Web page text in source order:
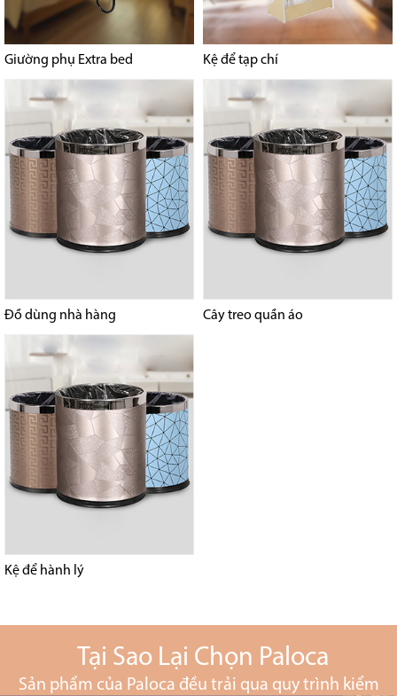
Giường phụ Extra bed Kệ để tạp chí
Đồ dùng nhà hàng Cây treo quần áo
Kệ để hành lý
Tại Sao Lại Chọn Paloca
Sản phẩm của Paloca đều trải qua quy trình kiểm